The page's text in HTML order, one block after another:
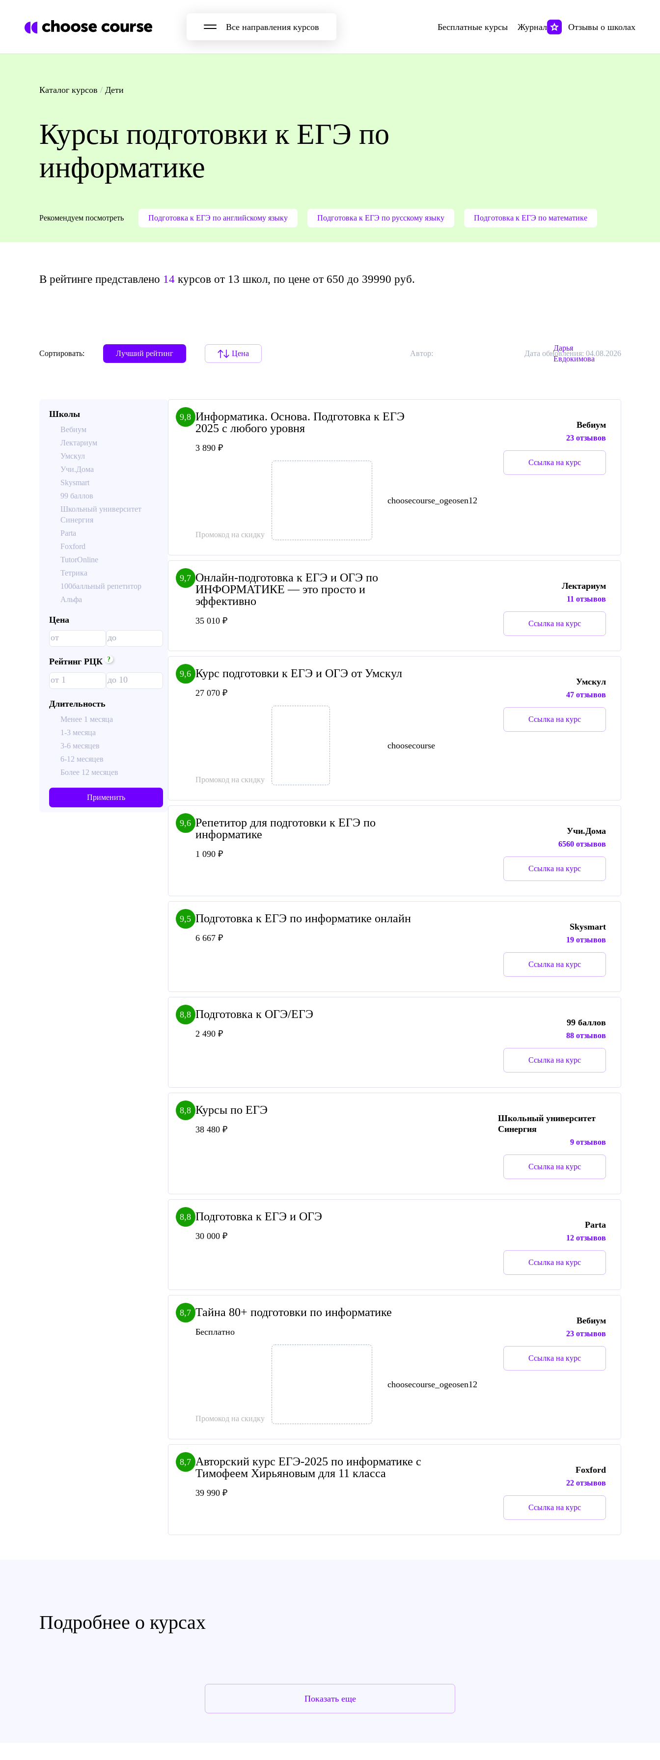
Все направления курсов Бесплатные курсы Журнал Отзывы о школах
Каталог курсов / Дети
Курсы подготовки к ЕГЭ по
информатике
Рекомендуем посмотреть Подготовка к ЕГЭ по английскому языку Подготовка к ЕГЭ по русскому языку Подготовка к ЕГЭ по математике
В рейтинге представлено 14курсов от 13 школ, по цене от 650 до 39990 руб.
Сортировать: Лучший рейтинг Цена Автор:
Дарья
Евдокимова
Дата обновления: 04.08.2026
Школы
Вебиум
Лектариум
Умскул
Учи.Дома
Skysmart
99 баллов
Школьный университет
Синергия
Parta
Foxford
TutorOnline
Тетрика
100балльный репетитор
Альфа
Цена
Рейтинг РЦК ?
Длительность
Менее 1 месяца
1-3 месяца
3-6 месяцев
6-12 месяцев
Более 12 месяцев
Применить
9,8 Информатика. Основа. Подготовка к ЕГЭ
2025 с любого уровня
3 890 ₽
Промокод на скидку
choosecourse_ogeosen12
Вебиум
23 отзывов
Ссылка на курс
9,7 Онлайн-подготовка к ЕГЭ и ОГЭ по
ИНФОРМАТИКЕ — это просто и
эффективно
35 010 ₽
Лектариум
11 отзывов
Ссылка на курс
9,6 Курс подготовки к ЕГЭ и ОГЭ от Умскул
27 070 ₽
Промокод на скидку
choosecourse
Умскул
47 отзывов
Ссылка на курс
9,6 Репетитор для подготовки к ЕГЭ по
информатике
1 090 ₽
Учи.Дома
6560 отзывов
Ссылка на курс
9,5 Подготовка к ЕГЭ по информатике онлайн
6 667 ₽
Skysmart
19 отзывов
Ссылка на курс
8,8 Подготовка к ОГЭ/ЕГЭ
2 490 ₽
99 баллов
88 отзывов
Ссылка на курс
8,8 Курсы по ЕГЭ
38 480 ₽
Школьный университет
Синергия
9 отзывов
Ссылка на курс
8,8 Подготовка к ЕГЭ и ОГЭ
30 000 ₽
Parta
12 отзывов
Ссылка на курс
8,7 Тайна 80+ подготовки по информатике
Бесплатно
Промокод на скидку
choosecourse_ogeosen12
Вебиум
23 отзывов
Ссылка на курс
8,7 Авторский курс ЕГЭ-2025 по информатике с
Тимофеем Хирьяновым для 11 класса
39 990 ₽
Foxford
22 отзывов
Ссылка на курс
Подробнее о курсах
Показать еще